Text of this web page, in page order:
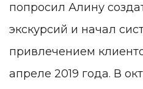
попросил Алину
экскурсий и начал
привлечением
апреле 2019 года. В